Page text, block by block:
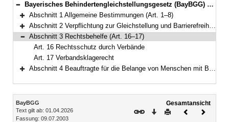
Bereich reduzieren
Bayerisches Behindertengleichstellungsgesetz (BayBGG) Vom 9. Juli 2003 (GVBl. S. 419) BayRS 805-9-A (Art. 1–20)
Bereich erweitern
Abschnitt 1 Allgemeine Bestimmungen (Art. 1–8)
Bereich erweitern
Abschnitt 2 Verpflichtung zur Gleichstellung und Barrierefreiheit (Art. 9–15)
Bereich reduzieren
Abschnitt 3 Rechtsbehelfe (Art. 16–17)
Art. 16 Rechtsschutz durch Verbände
Art. 17 Verbandsklagerecht
Abschnitt 4 Beauftragte für die Belange von Menschen mit Behinderung; Landesbehindertenrat (Art. 18–20)
Inhalt
BayBGG
Text gilt ab: 01.04.2026
Fassung: 09.07.2003
Gesamtansicht
Download
DruckenVorheriges